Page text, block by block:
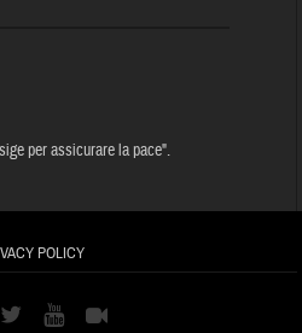
per assicurare la pace".
POLICY